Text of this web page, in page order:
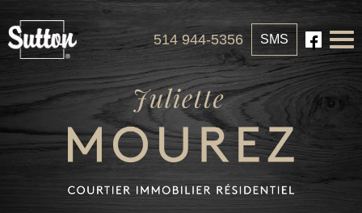
514 944-5356 SMS